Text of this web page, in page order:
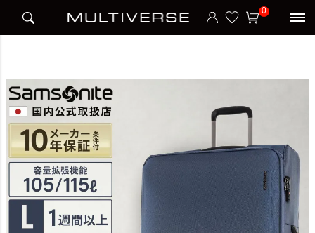
0
STRARIUM SPINNER 76cm EXP スーツケース Lサイズ ストラリウム